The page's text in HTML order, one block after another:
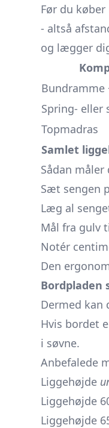
Før du
- altså
og lægger
Bundramme
Spring- eller
Topmadras
Samlet
Sådan
Sæt sengen
Læg al
Mål fra gulv
Notér
Den
Bordpladen
Dermed kan
Hvis bordet
i søvne.
Anbefalede
Liggehøjde
Liggehøjde
Liggehøjde